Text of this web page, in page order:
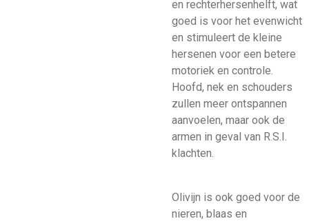
en rechterhersenhelft, wat
goed is voor het evenwicht
en stimuleert de kleine
hersenen voor een betere
motoriek en controle.
Hoofd, nek en schouders
zullen meer ontspannen
aanvoelen, maar ook de
armen in geval van R.S.I.
klachten.
Olivijn is ook goed voor de
nieren, blaas en